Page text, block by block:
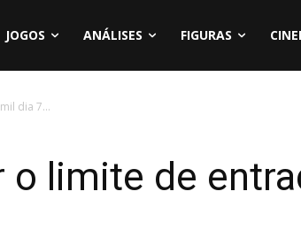
JOGOS ANÁLISES FIGURAS
dia 7...
limite de